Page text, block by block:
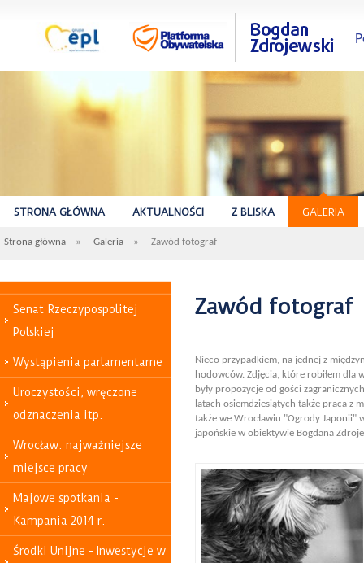
STRONA GŁÓWNA AKTUALNOŚCI Z BLISKA GALERIA
Strona główna » Galeria » Zawód fotograf
Senat Rzeczypospolitej
Polskiej
Wystąpienia parlamentarne
Uroczystości, wręczone
odznaczenia itp.
Wrocław: najważniejsze
miejsce pracy
Majowe spotkania -
Kampania 2014 r.
Środki Unijne - Inwestycje w
Zawód fotograf
Nieco przypadkiem, na jednej z
hodowców. Zdjęcia, które robiłem dla
były propozycje od gości
latach osiemdziesiątych także praca z
także we Wrocławiu "Ogrody Japonii"
japońskie w obiektywie Bogdana